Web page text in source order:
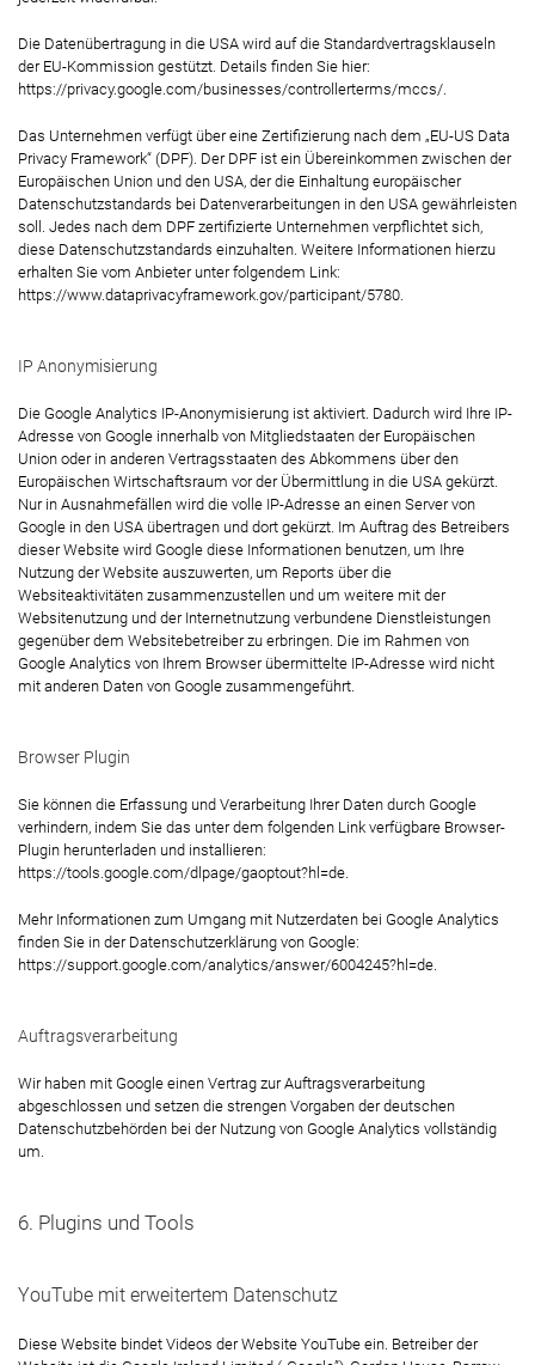
Die Datenübertragung in die USA wird auf die Standardvertragsklauseln
der EU-Kommission gestützt. Details finden Sie hier:
https://privacy.google.com/businesses/controllerterms/mccs/.
Das Unternehmen verfügt über eine Zertifizierung nach dem „EU-US Data
Privacy Framework“ (DPF). Der DPF ist ein Übereinkommen zwischen der
Europäischen Union und den USA, der die Einhaltung europäischer
Datenschutzstandards bei Datenverarbeitungen in den USA gewährleisten
soll. Jedes nach dem DPF zertifizierte Unternehmen verpflichtet sich,
diese Datenschutzstandards einzuhalten. Weitere Informationen hierzu
erhalten Sie vom Anbieter unter folgendem Link:
https://www.dataprivacyframework.gov/participant/5780.
IP Anonymisierung
Die Google Analytics IP-Anonymisierung ist aktiviert. Dadurch wird Ihre IP-
Adresse von Google innerhalb von Mitgliedstaaten der Europäischen
Union oder in anderen Vertragsstaaten des Abkommens über den
Europäischen Wirtschaftsraum vor der Übermittlung in die USA gekürzt.
Nur in Ausnahmefällen wird die volle IP-Adresse an einen Server von
Google in den USA übertragen und dort gekürzt. Im Auftrag des Betreibers
dieser Website wird Google diese Informationen benutzen, um Ihre
Nutzung der Website auszuwerten, um Reports über die
Websiteaktivitäten zusammenzustellen und um weitere mit der
Websitenutzung und der Internetnutzung verbundene Dienstleistungen
gegenüber dem Websitebetreiber zu erbringen. Die im Rahmen von
Google Analytics von Ihrem Browser übermittelte IP-Adresse wird nicht
mit anderen Daten von Google zusammengeführt.
Browser Plugin
Sie können die Erfassung und Verarbeitung Ihrer Daten durch Google
verhindern, indem Sie das unter dem folgenden Link verfügbare Browser-
Plugin herunterladen und installieren:
https://tools.google.com/dlpage/gaoptout?hl=de.
Mehr Informationen zum Umgang mit Nutzerdaten bei Google Analytics
finden Sie in der Datenschutzerklärung von Google:
https://support.google.com/analytics/answer/6004245?hl=de.
Auftragsverarbeitung
Wir haben mit Google einen Vertrag zur Auftragsverarbeitung
abgeschlossen und setzen die strengen Vorgaben der deutschen
Datenschutzbehörden bei der Nutzung von Google Analytics vollständig
um.
6. Plugins und Tools
YouTube mit erweitertem Datenschutz
Diese Website bindet Videos der Website YouTube ein. Betreiber der